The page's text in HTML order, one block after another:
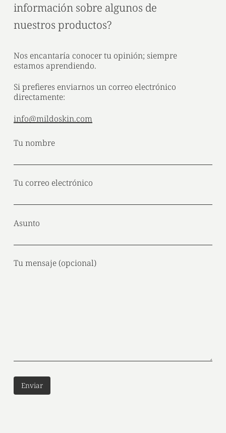
información sobre algunos de
nuestros productos?
Nos encantaría conocer tu opinión; siempre
estamos aprendiendo.
Si prefieres enviarnos un correo electrónico
directamente:
info@mildoskin.com
Tu nombre
Tu correo electrónico
Asunto
Tu mensaje (opcional)